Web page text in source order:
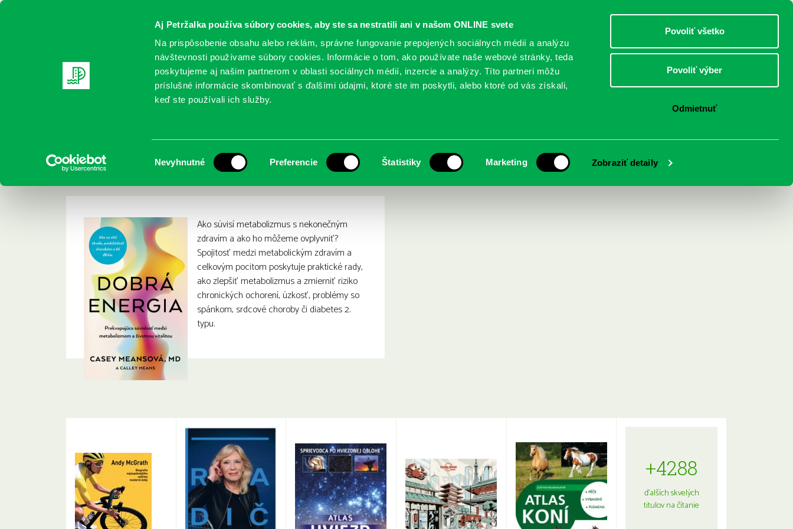
Aj Petržalka používa súbory cookies, aby ste sa nestratili ani v našom ONLINE svete
Na prispôsobenie obsahu alebo reklám, správne fungovanie prepojených sociálnych médií a analýzu
návštevnosti používame súbory cookies. Informácie o tom, ako používate naše webové stránky, teda
poskytujeme aj našim partnerom v oblasti sociálnych médií, inzercie a analýzy. Títo partneri môžu
príslušné informácie skombinovať s ďalšími údajmi, ktoré ste im poskytli, alebo ktoré od vás získali,
keď ste používali ich služby.
súhlasu
Nevyhnutné Preferencie Štatistiky Marketing Zobraziť detaily
Povoliť všetko
Povoliť výber
Odmietnuť
DOSPELÍ
REGISTRUJTE SA ONLINE KATALÓGY SLUŽBY PODUJATIA POBOČKY O KNIŽNICI
Means, Casey: Dobrá energia: prekvapujúca súvislosť medzi
metabolizmom a životnou vitalitou
Ako súvisí metabolizmus s nekonečným
zdravím a ako ho môžeme ovplyvniť?
Spojitosť medzi metabolickým zdravím a
celkovým pocitom poskytuje praktické rady,
ako zlepšiť metabolizmus a zmierniť riziko
chronických ochorení, úzkosť, problémy so
spánkom, srdcové choroby či diabetes 2.
typu.
+4288
ďalších skvelých
titulov na čítanie